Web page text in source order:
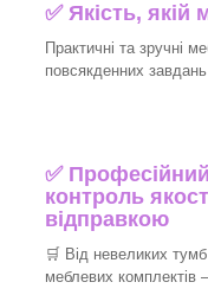
✅ Якість, якій
Практичні та зручні
повсякденних завдань
✅ Професійний
контроль
відправкою
🛒 Від невеликих
меблевих